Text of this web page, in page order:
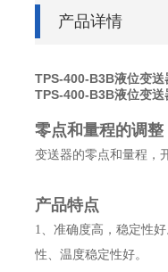
产品详情
TPS-400-B3B液位变送
TPS-400-B3B液位变送
零点和量程的调整
变送器的零点和量程，
产品特点
1、准确度高，稳定性
性、温度稳定性好。